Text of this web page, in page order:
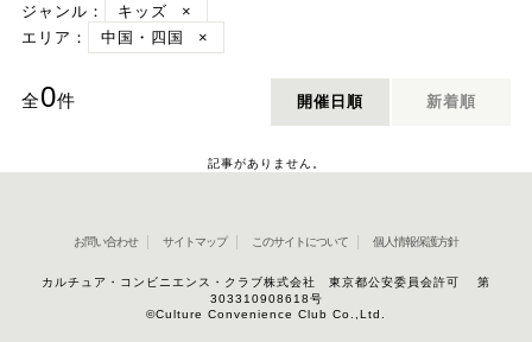
ジャンル：
キッズ
×
エリア：
中国・四国 ×
全0件 開催日順 新着順
記事がありません。
お問い合わせ サイトマップ このサイトについて 個人情報保護方針
カルチュア・コンビニエンス・クラブ株式会社 東京都公安委員会許可 第
303310908618号
©Culture Convenience Club Co.,Ltd.